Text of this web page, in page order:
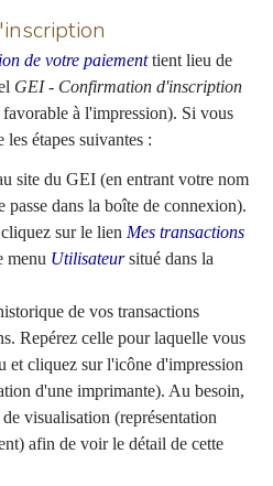
de votre paiementtient lieu de
GEI - Confirmation d'inscription
favorable à l'impression). Si vous
étapes suivantes :
site du GEI (en entrant votre nom
dans la boîte de connexion).
sur le lien Mes transactions
menu Utilisateursitué dans la
de vos transactions
Repérez celle pour laquelle vous
et cliquez sur l'icône d'impression
d'une imprimante). Au besoin,
visualisation (représentation
afin de voir le détail de cette